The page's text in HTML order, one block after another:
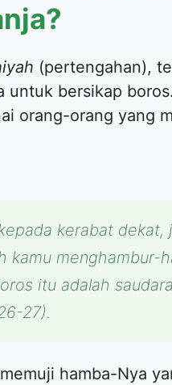
(pertengahan),
untuk bersikap
orang-orang yang
kerabat
kamu
itu adalah
27).
hamba-Nya